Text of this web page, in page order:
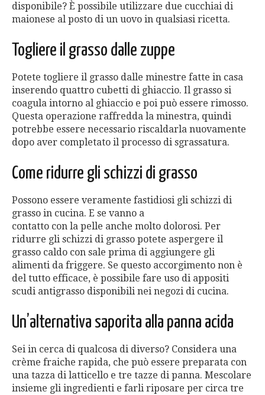
disponibile? È possibile utilizzare due cucchiai di
maionese al posto di un uovo in qualsiasi ricetta.
Togliere il grasso dalle zuppe
Potete togliere il grasso dalle minestre fatte in casa
inserendo quattro cubetti di ghiaccio. Il grasso si
coagula intorno al ghiaccio e poi può essere rimosso.
Questa operazione raffredda la minestra, quindi
potrebbe essere necessario riscaldarla nuovamente
dopo aver completato il processo di sgrassatura.
Come ridurre gli schizzi di grasso
Possono essere veramente fastidiosi gli schizzi di
grasso in cucina. E se vanno a
contatto con la pelle anche molto dolorosi. Per
ridurre gli schizzi di grasso potete aspergere il
grasso caldo con sale prima di aggiungere gli
alimenti da friggere. Se questo accorgimento non è
del tutto efficace, è possibile fare uso di appositi
scudi antigrasso disponibili nei negozi di cucina.
Un’alternativa saporita alla panna acida
Sei in cerca di qualcosa di diverso? Considera una
crème fraiche rapida, che può essere preparata con
una tazza di latticello e tre tazze di panna. Mescolare
insieme gli ingredienti e farli riposare per circa tre